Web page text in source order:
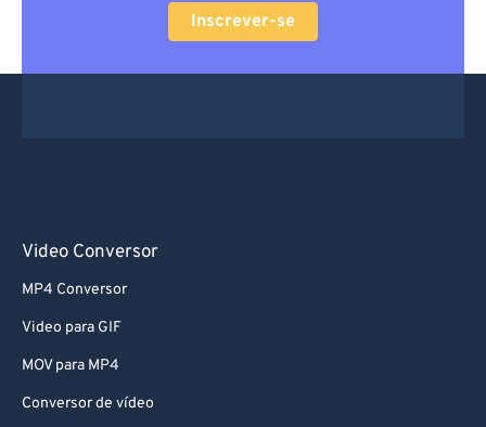
Inscrever-se
Video Conversor
MP4 Conversor
Video para GIF
MOV para MP4
Conversor de vídeo